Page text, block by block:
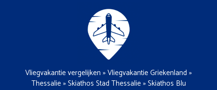
Vliegvakantie vergelijken »Vliegvakantie Griekenland »
Thessalie»Skiathos Stad Thessalie»Skiathos Blu